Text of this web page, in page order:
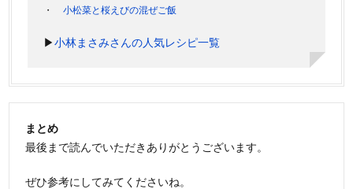
小松菜と桜えびの混ぜご飯
▶小林まさみさんの人気レシピ一覧
まとめ
最後まで読んでいただきありがとうございます。
ぜひ参考にしてみてくださいね。